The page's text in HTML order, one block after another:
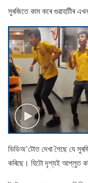
সুৰজিতে কাম কৰে গুৱাহাটীৰ
ভিডিঅ’টোত দেখা গৈছে যে
কৰিছে। যিটো দৃশ্যই আপ্লুত